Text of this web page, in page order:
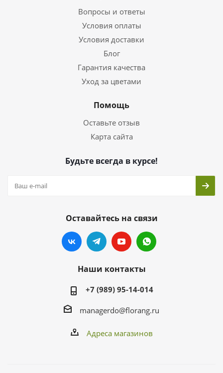
Вопросы и ответы
Условия оплаты
Условия доставки
Блог
Гарантия качества
Уход за цветами
Помощь
Оставьте отзыв
Карта сайта
Будьте всегда в курсе!
Оставайтесь на связи
Наши контакты
+7 (989) 95-14-014
managerdo@florang.ru
Адреса магазинов